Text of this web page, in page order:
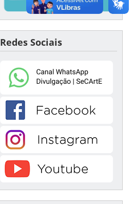
Redes Sociais